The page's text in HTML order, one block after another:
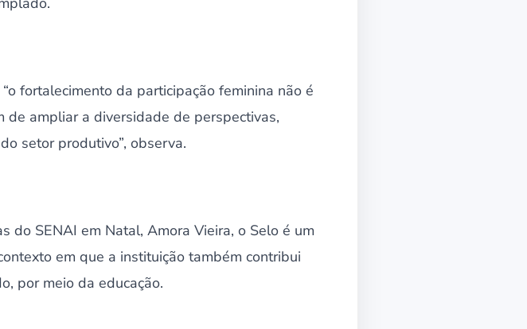
fortalecimento da participação feminina não é
de ampliar a diversidade de perspectivas,
setor produtivo”, observa.
do SENAI em Natal, Amora Vieira, o Selo é um
em que a instituição também contribui
por meio da educação.